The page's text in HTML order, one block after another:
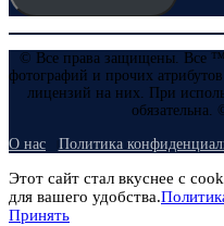
© Все права защищены. Все ™
фотографий и прочих
лицензий на них. При
обязательна.
О нас Политика
Этот сайт стал вкуснее с
для вашего удобства.
Принять